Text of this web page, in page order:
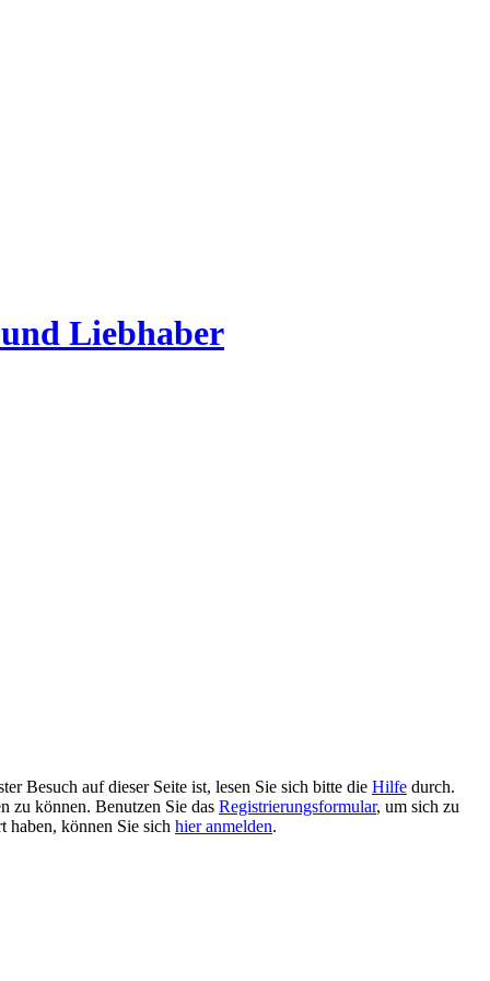
Liebhaber
Besuch auf dieser Seite ist, lesen Sie sich bitte die Hilfe durch.
zu können. Benutzen Sie das Registrierungsformular, um sich zu
haben, können Sie sich hier anmelden.